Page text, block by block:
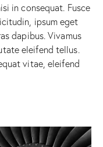
in consequat. Fusce
ipsum eget
dapibus. Vivamus
eleifend tellus.
vitae, eleifend